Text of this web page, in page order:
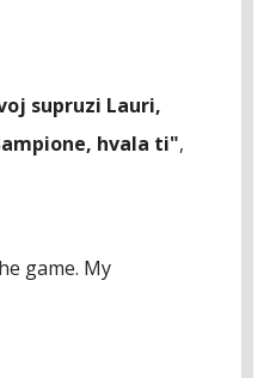
supruzi Lauri,
hvala ti",
game. My